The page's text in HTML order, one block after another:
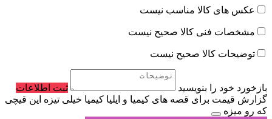
عکس های کالا مناسب نیست
مشخصات فنی کالا صحیح نیست
توضیحات کالا صحیح نیست
بازخورد خود را بنویسید
ثبت اطلاعات
گزارش قیمت برای قصه های کیمیا و ایلیا کیمیا خیلی تیزه این قیچی
که رو میزه